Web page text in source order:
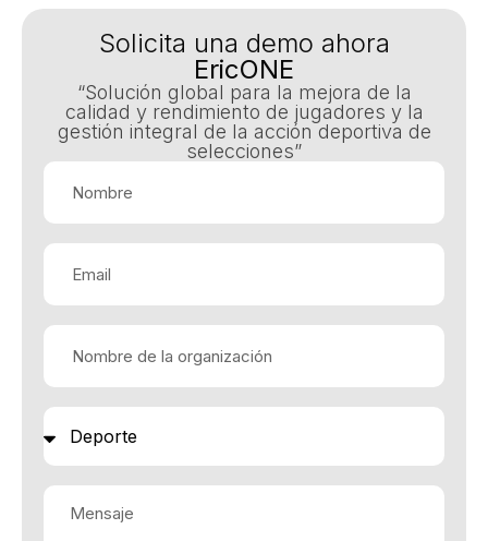
Solicita una demo ahora
EricONE
“Solución global para la mejora de la
calidad y rendimiento de jugadores y la
gestión integral de la acción deportiva de
selecciones”